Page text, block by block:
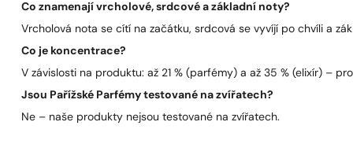
Co znamenají vrcholové, srdcové a základní noty?
Vrcholová nota se cítí na začátku, srdcová se vyvíjí po chvíli a
Co je koncentrace?
V závislosti na produktu: až 21 % (parfémy) a až 35 % (elixír) –
Jsou Pařížské Parfémy testované na zvířatech?
Ne – naše produkty nejsou testované na zvířatech.